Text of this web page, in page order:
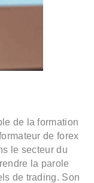
de la formation
de forex
le secteur du
la parole
de trading. Son